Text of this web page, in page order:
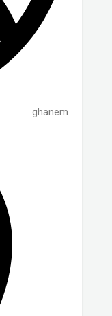
ghanem